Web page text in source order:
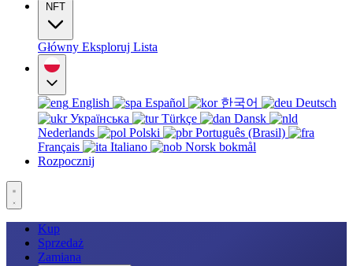
NFT
Główny Eksploruj Lista
English Español 한국어
Deutsch
Українська
Türkçe
Dansk
Nederlands
Polski
Português (Brasil)
Français
Italiano
Norsk bokmål
Rozpocznij
Kup
Sprzedaż
Zamiana